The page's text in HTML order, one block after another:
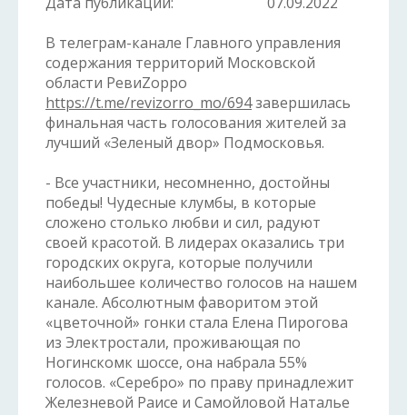
В телеграм-канале Главного управления
содержания территорий Московской
области РевиZорро
https://t.me/revizorro_mo/694завершилась
финальная часть голосования жителей за
лучший «Зеленый двор» Подмосковья.
- Все участники, несомненно, достойны
победы! Чудесные клумбы, в которые
сложено столько любви и сил, радуют
своей красотой. В лидерах оказались три
городских округа, которые получили
наибольшее количество голосов на нашем
канале. Абсолютным фаворитом этой
«цветочной» гонки стала Елена Пирогова
из Электростали, проживающая по
Ногинскомк шоссе, она набрала 55%
голосов. «Серебро» по праву принадлежит
Железневой Раисе и Самойловой Наталье